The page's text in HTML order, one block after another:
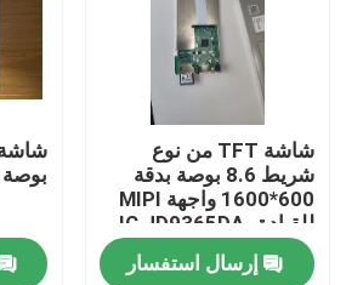
أشرطة فيديو
عرض الواقع الافتراضي
معلومات عنا
جولة في المعمل
شاشة TFT من نوع
شريط 8.6 بوصة بدقة
600*1600 واجهة MIPI
للقيادة IC JD9365DA-
H3
إرسال استفسار
بوصة 2560 × 720